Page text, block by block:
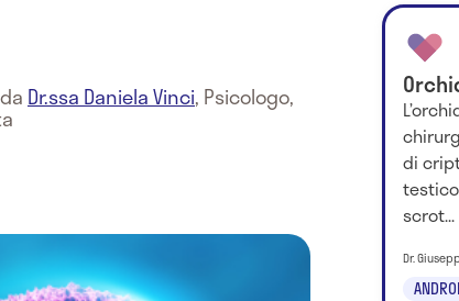
Dr.ssa Daniela Vinci, Psicologo,
di
scrot...
Dr.